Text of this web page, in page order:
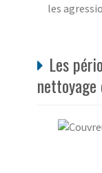
les
Les
nettoyage